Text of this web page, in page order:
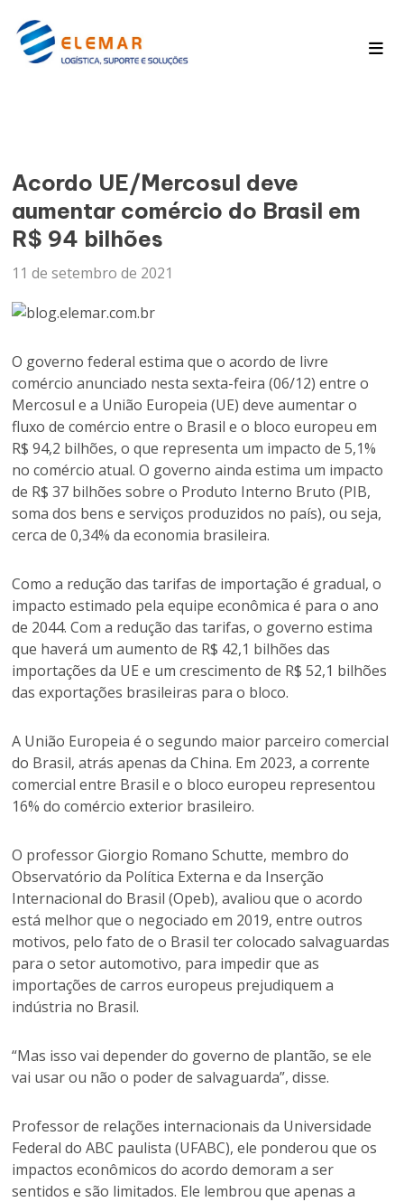
Acordo UE/Mercosul deve
aumentar comércio do Brasil em
R$ 94 bilhões
11 de setembro de 2021
O governo federal estima que o acordo de livre
comércio anunciado nesta sexta-feira (06/12) entre o
Mercosul e a União Europeia (UE) deve aumentar o
fluxo de comércio entre o Brasil e o bloco europeu em
R$ 94,2 bilhões, o que representa um impacto de 5,1%
no comércio atual. O governo ainda estima um impacto
de R$ 37 bilhões sobre o Produto Interno Bruto (PIB,
soma dos bens e serviços produzidos no país), ou seja,
cerca de 0,34% da economia brasileira.
Como a redução das tarifas de importação é gradual, o
impacto estimado pela equipe econômica é para o ano
de 2044. Com a redução das tarifas, o governo estima
que haverá um aumento de R$ 42,1 bilhões das
importações da UE e um crescimento de R$ 52,1 bilhões
das exportações brasileiras para o bloco.
A União Europeia é o segundo maior parceiro comercial
do Brasil, atrás apenas da China. Em 2023, a corrente
comercial entre Brasil e o bloco europeu representou
16% do comércio exterior brasileiro.
O professor Giorgio Romano Schutte, membro do
Observatório da Política Externa e da Inserção
Internacional do Brasil (Opeb), avaliou que o acordo
está melhor que o negociado em 2019, entre outros
motivos, pelo fato de o Brasil ter colocado salvaguardas
para o setor automotivo, para impedir que as
importações de carros europeus prejudiquem a
indústria no Brasil.
“Mas isso vai depender do governo de plantão, se ele
vai usar ou não o poder de salvaguarda”, disse.
Professor de relações internacionais da Universidade
Federal do ABC paulista (UFABC), ele ponderou que os
impactos econômicos do acordo demoram a ser
sentidos e são limitados. Ele lembrou que apenas a